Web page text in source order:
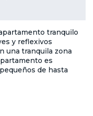
tranquilo
y reflexivos
una tranquila zona
es
de hasta